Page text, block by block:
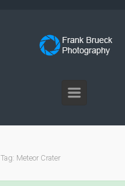
Tag: Meteor Crater